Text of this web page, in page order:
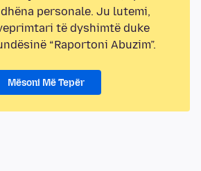
personale. Ju lutemi,
të dyshimtë duke
“Raportoni Abuzim”.
Mësoni Më Tepër